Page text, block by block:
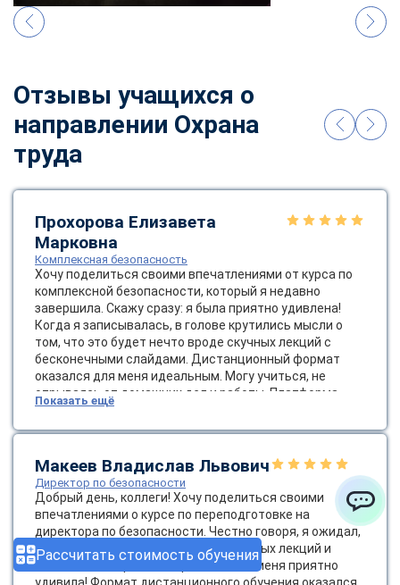
Рассчитать стоимость обучения
Отзывы учащихся о
направлении Охрана
труда
Прохорова Елизавета
Марковна
Комплексная безопасность
Хочу поделиться своими впечатлениями от курса по
комплексной безопасности, который я недавно
завершила. Скажу сразу: я была приятно удивлена!
Когда я записывалась, в голове крутились мысли о
том, что это будет нечто вроде скучных лекций с
бесконечными слайдами. Дистанционный формат
оказался для меня идеальным. Могу учиться, не
отрываясь от домашних дел и работы. Платформа
была очень удобной, а доступ к материалам — легким,
что немаловажно. Темы курса были разнообразными:
управления рисками. Я узнала о современных методах
оценки угроз и о том, как важно создавать культуру
безопасности в компании. Это не просто слова — это
жизненно важно для успешной работы! Диплом
пришел весьма оперативно.
Показать ещё
Макеев Владислав Львович
Директор по безопасности
Добрый день, коллеги! Хочу поделиться своими
впечатлениями о курсе по переподготовке на
директора по безопасности. Честно говоря, я ожидал,
что это будет очередной набор скучных лекций и
бесконечных правил, но реальность меня приятно
удивила! Формат дистанционного обучения оказался
ChatApp